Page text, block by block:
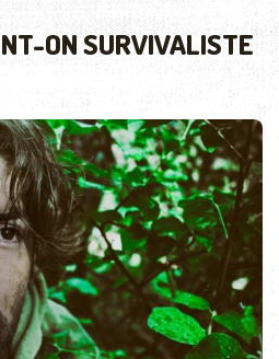
ON SURVIVALISTE